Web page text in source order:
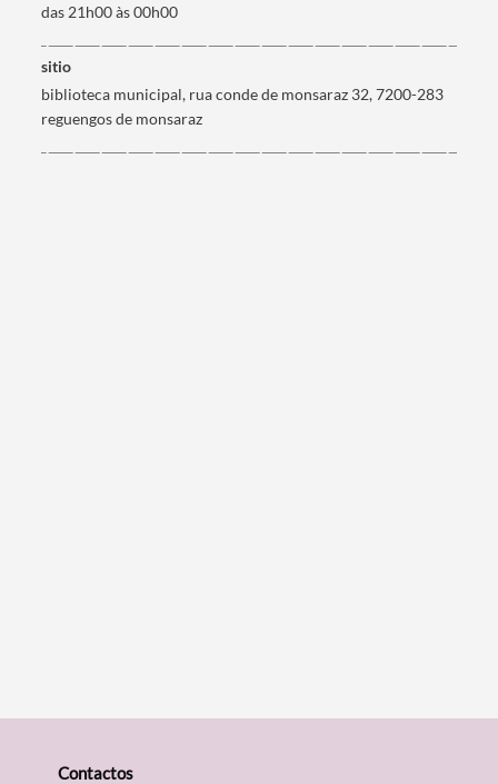
Filtros
das 21h00 às 00h00
sitio
biblioteca municipal, rua conde de monsaraz 32, 7200-283
reguengos de monsaraz
Contactos